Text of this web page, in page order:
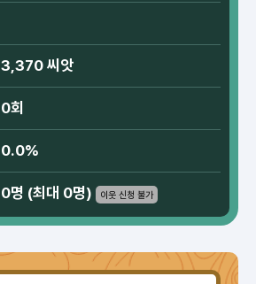
3,370 씨앗
0회
0.0%
0명 (최대 0명) 이웃 신청 불가